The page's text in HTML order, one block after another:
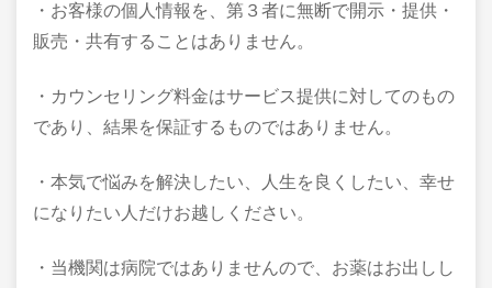
・お客様の個人情報を、第３者に無断で開示・提供・
販売・共有することはありません。
・カウンセリング料金はサービス提供に対してのもの
であり、結果を保証するものではありません。
・本気で悩みを解決したい、人生を良くしたい、幸せ
になりたい人だけお越しください。
・当機関は病院ではありませんので、お薬はお出しし